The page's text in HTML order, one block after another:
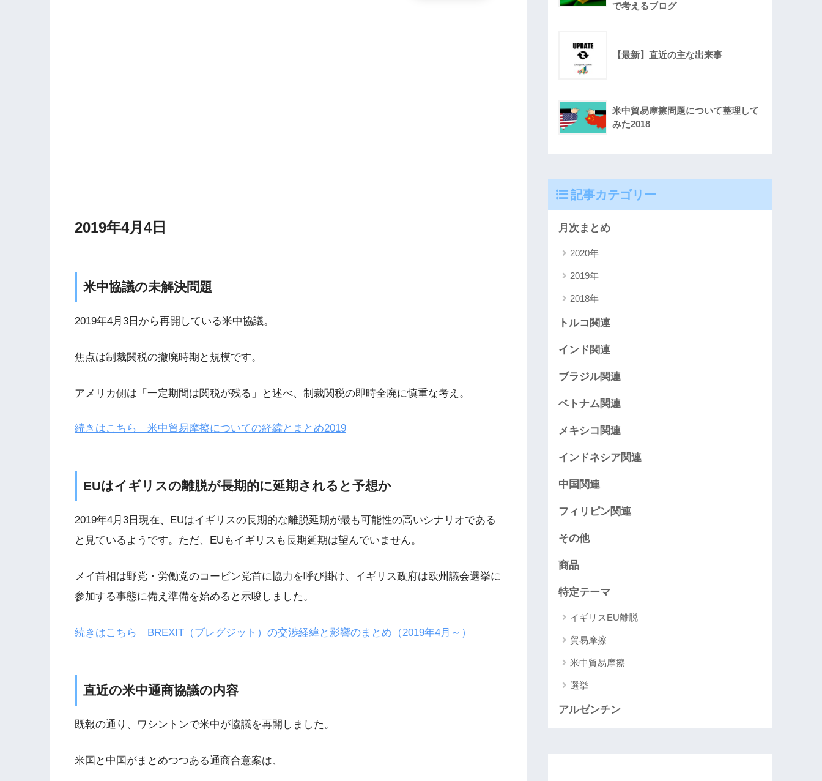
2019年4月4日
米中協議の未解決問題
2019年4月3日から再開している米中協議。
焦点は制裁関税の撤廃時期と規模です。
アメリカ側は「一定期間は関税が残る」と述べ、制裁関税の即時全廃に慎重な考え。
続きはこちら 米中貿易摩擦についての経緯とまとめ2019
EUはイギリスの離脱が長期的に延期されると予想か
2019年4月3日現在、EUはイギリスの長期的な離脱延期が最も可能性の高いシナリオである
と見ているようです。ただ、EUもイギリスも長期延期は望んでいません。
メイ首相は野党・労働党のコービン党首に協力を呼び掛け、イギリス政府は欧州議会選挙に
参加する事態に備え準備を始めると示唆しました。
続きはこちら BREXIT（ブレグジット）の交渉経緯と影響のまとめ（2019年4月～）
直近の米中通商協議の内容
既報の通り、ワシントンで米中が協議を再開しました。
米国と中国がまとめつつある通商合意案は、
で考えるブログ
【最新】直近の主な出来事
米中貿易摩擦問題について整理して
みた2018
記事カテゴリー
月次まとめ
2020年
2019年
2018年
トルコ関連
インド関連
ブラジル関連
ベトナム関連
メキシコ関連
インドネシア関連
中国関連
フィリピン関連
その他
商品
特定テーマ
イギリスEU離脱
貿易摩擦
米中貿易摩擦
選挙
アルゼンチン